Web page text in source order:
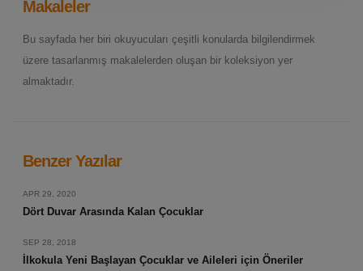
Makaleler
Bu sayfada her biri okuyucuları çeşitli konularda bilgilendirmek
üzere tasarlanmış makalelerden oluşan bir koleksiyon yer
almaktadır.
Benzer Yazılar
APR 29, 2020
Dört Duvar Arasında Kalan Çocuklar
SEP 28, 2018
İlkokula Yeni Başlayan Çocuklar ve Aileleri için Öneriler